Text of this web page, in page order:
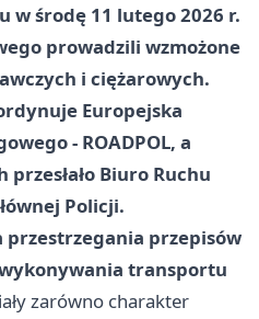
w środę 11 lutego 2026 r.
prowadzili wzmożone
i ciężarowych.
Europejska
- ROADPOL, a
Biuro Ruchu
Policji.
przestrzegania przepisów
transportu
zarówno charakter